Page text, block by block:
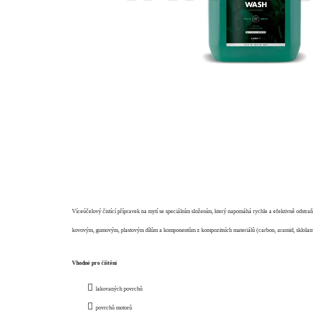
Víceúčelový čistící přípravek na mytí se speciálním složením, který napomáhá rychle a efektivně
kovovým, gumovým, plastovým dílům a komponentům z kompozitních materiálů (carbon, aramid,
Vhodné pro čištění
lakovaných povrchů
povrchů motorů